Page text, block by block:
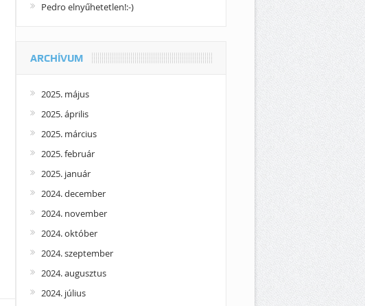
Pedro elnyűhetetlen!:-)
ARCHÍVUM
2025. május
2025. április
2025. március
2025. február
2025. január
2024. december
2024. november
2024. október
2024. szeptember
2024. augusztus
2024. július